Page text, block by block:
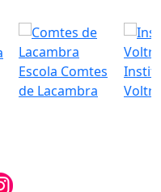
Escola Comtes
de Lacambra